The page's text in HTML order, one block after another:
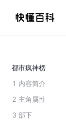
都市疯神榜
1 内容简介
2 主角属性
3 部下